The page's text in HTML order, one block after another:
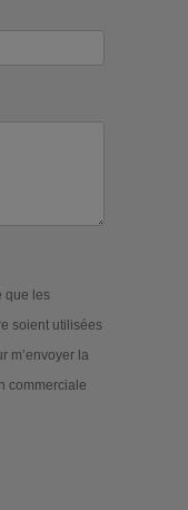
que les
soient utilisées
m’envoyer la
commerciale